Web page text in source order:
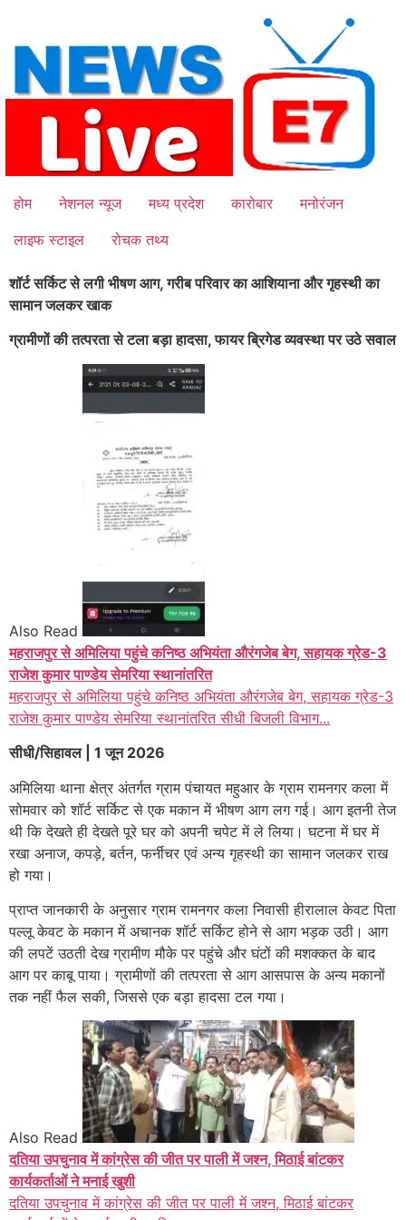
content
होम नेशनल न्यूज मध्य प्रदेश कारोबार
मनोरंजन
लाइफ स्टाइल
रोचक तथ्य
शॉर्ट सर्किट से लगी भीषण आग, गरीब परिवार का आशियाना और गृहस्थी का
सामान जलकर खाक
ग्रामीणों की तत्परता से टला बड़ा हादसा, फायर ब्रिगेड व्यवस्था पर उठे सवाल
Also Read
महराजपुर से अमिलिया पहुंचे कनिष्ठ अभियंता औरंगजेब बेग, सहायक ग्रेड-3
राजेश कुमार पाण्डेय सेमरिया स्थानांतरित
महराजपुर से अमिलिया पहुंचे कनिष्ठ अभियंता औरंगजेब बेग, सहायक ग्रेड-3
राजेश कुमार पाण्डेय सेमरिया स्थानांतरित सीधी बिजली विभाग...
सीधी/सिहावल | 1 जून 2026
अमिलिया थाना क्षेत्र अंतर्गत ग्राम पंचायत महुआर के ग्राम रामनगर कला में
सोमवार को शॉर्ट सर्किट से एक मकान में भीषण आग लग गई। आग इतनी तेज
थी कि देखते ही देखते पूरे घर को अपनी चपेट में ले लिया। घटना में घर में
रखा अनाज, कपड़े, बर्तन, फर्नीचर एवं अन्य गृहस्थी का सामान जलकर राख
हो गया।
प्राप्त जानकारी के अनुसार ग्राम रामनगर कला निवासी हीरालाल केवट पिता
पल्लू केवट के मकान में अचानक शॉर्ट सर्किट होने से आग भड़क उठी। आग
की लपटें उठती देख ग्रामीण मौके पर पहुंचे और घंटों की मशक्कत के बाद
आग पर काबू पाया। ग्रामीणों की तत्परता से आग आसपास के अन्य मकानों
तक नहीं फैल सकी, जिससे एक बड़ा हादसा टल गया।
Also Read
दतिया उपचुनाव में कांग्रेस की जीत पर पाली में जश्न, मिठाई बांटकर
कार्यकर्ताओं ने मनाई खुशी
दतिया उपचुनाव में कांग्रेस की जीत पर पाली में जश्न, मिठाई बांटकर